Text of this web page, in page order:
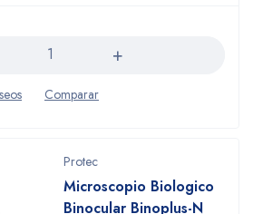
Protec
Microscopio Biologico
Binocular Binoplus-N